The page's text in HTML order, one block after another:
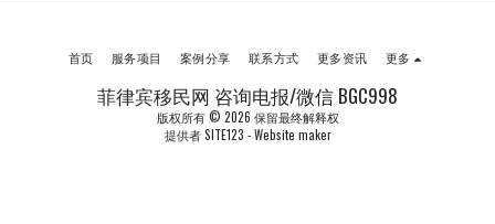
菲律宾移民网 咨询电报/微信 BGC998
版权所有 © 2026 保留最终解释权
提供者SITE123 -Website maker
首页 服务项目 案例分享 联系方式 更多资讯 更多